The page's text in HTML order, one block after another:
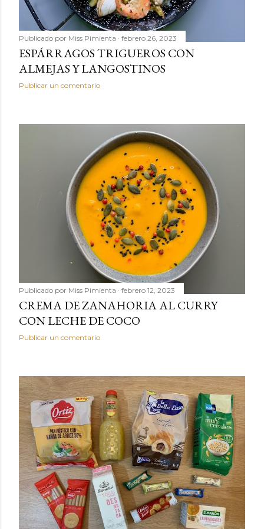
Publicado por Miss Pimienta febrero 26, 2023
ESPÁRRAGOS TRIGUEROS CON
ALMEJAS Y LANGOSTINOS
Publicar un comentario
Publicado por Miss Pimienta febrero 12, 2023
CREMA DE ZANAHORIA AL CURRY
CON LECHE DE COCO
Publicar un comentario